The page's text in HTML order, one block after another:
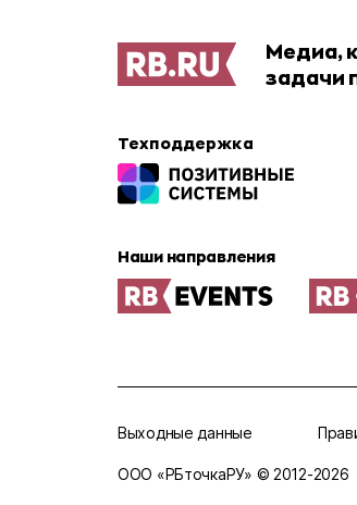
Медиа,
задачи
Техподдержка
Наши направления
Выходные данные
ООО «РБточкаРУ» © 2012‑2026